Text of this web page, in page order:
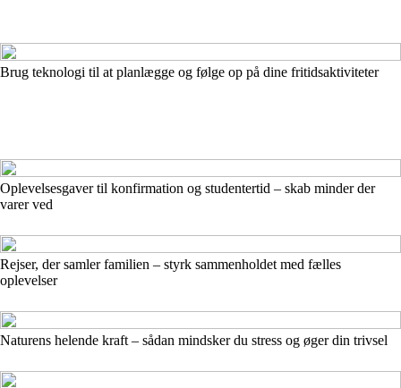
Brug teknologi til at planlægge og følge op på dine fritidsaktiviteter
Oplevelsesgaver til konfirmation og studentertid – skab minder der
varer ved
Rejser, der samler familien – styrk sammenholdet med fælles
oplevelser
Naturens helende kraft – sådan mindsker du stress og øger din trivsel